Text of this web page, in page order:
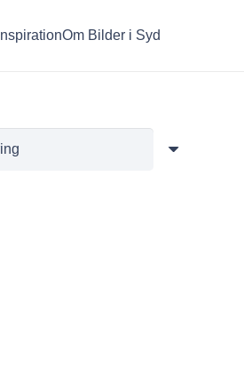
InspirationOm Bilder i Syd